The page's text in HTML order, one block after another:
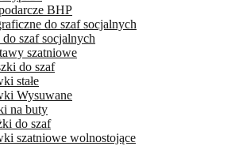
BHP
do szaf socjalnych
szaf socjalnych
szatniowe
do szaf
stałe
Wysuwane
na buty
do szaf
szatniowe wolnostojące